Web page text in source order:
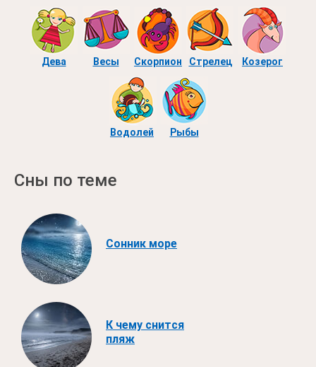
Дева Весы Скорпион Стрелец Козерог
Водолей Рыбы
Сны по теме
Сонник море
К чему снится
пляж